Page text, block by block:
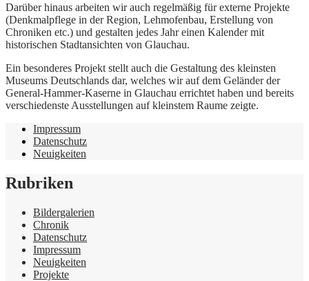
Darüber hinaus arbeiten wir auch regelmäßig für externe Projekte
(Denkmalpflege in der Region, Lehmofenbau, Erstellung von
Chroniken etc.) und gestalten jedes Jahr einen Kalender mit
historischen Stadtansichten von Glauchau.
Ein besonderes Projekt stellt auch die Gestaltung des kleinsten
Museums Deutschlands dar, welches wir auf dem Geländer der
General-Hammer-Kaserne in Glauchau errichtet haben und bereits
verschiedenste Ausstellungen auf kleinstem Raume zeigte.
Impressum
Datenschutz
Neuigkeiten
Rubriken
Bildergalerien
Chronik
Datenschutz
Impressum
Neuigkeiten
Projekte